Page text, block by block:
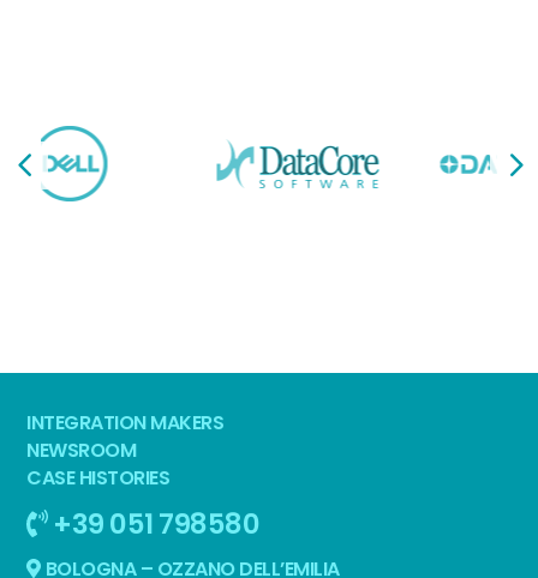
INTEGRATION MAKERS
NEWSROOM
CASE HISTORIES
+39 051 798580
BOLOGNA – OZZANO DELL’EMILIA